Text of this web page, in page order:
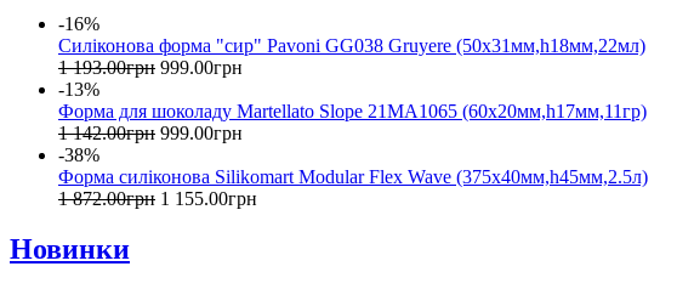
-16%
Силіконова форма "сир" Pavoni GG038 Gruyere (50x31мм,h18мм,22мл)
1 193.00грн 999.00грн
-13%
Форма для шоколаду Martellato Slope 21MA1065 (60x20мм,h17мм,11гр)
1 142.00грн 999.00грн
-38%
Форма силіконова Silikomart Modular Flex Wave (375x40мм,h45мм,2.5л)
1 872.00грн 1 155.00грн
Новинки